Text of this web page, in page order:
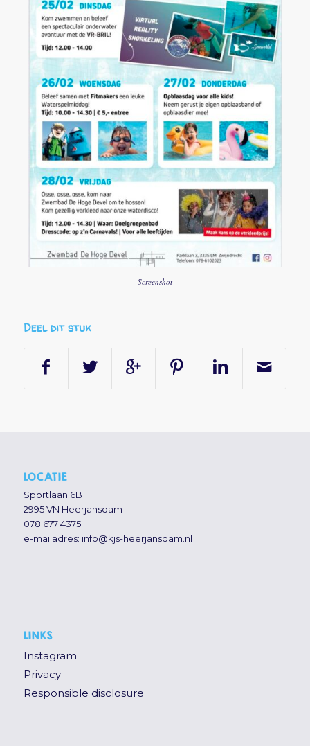
Screenshot
Deel dit stuk
LOCATIE
Sportlaan 6B
2995 VN Heerjansdam
078 677 4375
e-mailadres: info@kjs-heerjansdam.nl
LINKS
Instagram
Privacy
Responsible disclosure